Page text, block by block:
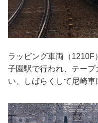
ラッピング車両（1210F
子園駅で行われ、テー
い、しばらくして尼崎車